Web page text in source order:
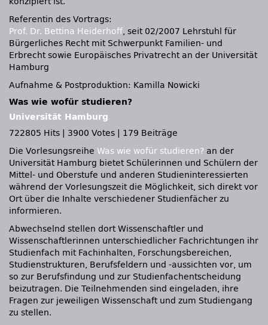
Referentin des Vortrags:
Prof. Dr. Bettina Heiderhoff, seit 02/2007 Lehrstuhl für
Bürgerliches Recht mit Schwerpunkt Familien- und
Erbrecht sowie Europäisches Privatrecht an der Universität
Hamburg
Aufnahme & Postproduktion: Kamilla Nowicki
Was wie wofür studieren?
Universität Hamburg
722805 Hits
3900 Votes
179 Beiträge
Die Vorlesungsreihe Was wie wofür studieren? an der
Universität Hamburg bietet Schülerinnen und Schülern der
Mittel- und Oberstufe und anderen Studieninteressierten
während der Vorlesungszeit die Möglichkeit, sich direkt vor
Ort über die Inhalte verschiedener Studienfächer zu
informieren.
Abwechselnd stellen dort Wissenschaftler und
Wissenschaftlerinnen unterschiedlicher Fachrichtungen ihr
Studienfach mit Fachinhalten, Forschungsbereichen,
Studienstrukturen, Berufsfeldern und -aussichten vor, um
so zur Berufsfindung und zur Studienfachentscheidung
beizutragen. Die Teilnehmenden sind eingeladen, ihre
Fragen zur jeweiligen Wissenschaft und zum Studiengang
zu stellen.